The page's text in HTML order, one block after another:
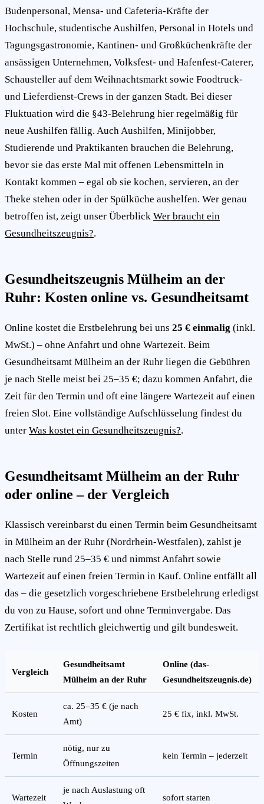
Budenpersonal, Mensa- und Cafeteria-Kräfte der
Hochschule, studentische Aushilfen, Personal in Hotels und
Tagungsgastronomie, Kantinen- und Großküchenkräfte der
ansässigen Unternehmen, Volksfest- und Hafenfest-Caterer,
Schausteller auf dem Weihnachtsmarkt sowie Foodtruck-
und Lieferdienst-Crews in der ganzen Stadt. Bei dieser
Fluktuation wird die §43-Belehrung hier regelmäßig für
neue Aushilfen fällig. Auch Aushilfen, Minijobber,
Studierende und Praktikanten brauchen die Belehrung,
bevor sie das erste Mal mit offenen Lebensmitteln in
Kontakt kommen – egal ob sie kochen, servieren, an der
Theke stehen oder in der Spülküche aushelfen. Wer genau
betroffen ist, zeigt unser Überblick Wer braucht ein
Gesundheitszeugnis?.
Gesundheitszeugnis Mülheim an der
Ruhr: Kosten online vs. Gesundheitsamt
Online kostet die Erstbelehrung bei uns 25 € einmalig (inkl.
MwSt.) – ohne Anfahrt und ohne Wartezeit. Beim
Gesundheitsamt Mülheim an der Ruhr liegen die Gebühren
je nach Stelle meist bei 25–35 €; dazu kommen Anfahrt, die
Zeit für den Termin und oft eine längere Wartezeit auf einen
freien Slot. Eine vollständige Aufschlüsselung findest du
unter Was kostet ein Gesundheitszeugnis?.
Gesundheitsamt Mülheim an der Ruhr
oder online – der Vergleich
Klassisch vereinbarst du einen Termin beim Gesundheitsamt
in Mülheim an der Ruhr (Nordrhein-Westfalen), zahlst je
nach Stelle rund 25–35 € und nimmst Anfahrt sowie
Wartezeit auf einen freien Termin in Kauf. Online entfällt all
das – die gesetzlich vorgeschriebene Erstbelehrung erledigst
du von zu Hause, sofort und ohne Terminvergabe. Das
Zertifikat ist rechtlich gleichwertig und gilt bundesweit.
Vergleich
Gesundheitsamt
Mülheim an der Ruhr
Online (das-
Gesundheitszeugnis.de)
Kosten
ca. 25–35 € (je nach
Amt)
25 € fix, inkl. MwSt.
Termin
nötig, nur zu
Öffnungszeiten
kein Termin – jederzeit
Wartezeit
je nach Auslastung oft
sofort starten